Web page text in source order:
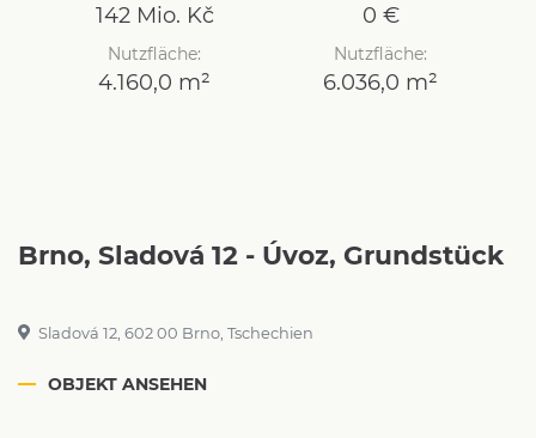
142 Mio. Kč
Nutzfläche:
4.160,0 m²
0 €
Nutzfläche:
6.036,0 m²
Brno, Sladová 12 - Úvoz, Grundstück
Sladová 12, 602 00 Brno, Tschechien
OBJEKT ANSEHEN